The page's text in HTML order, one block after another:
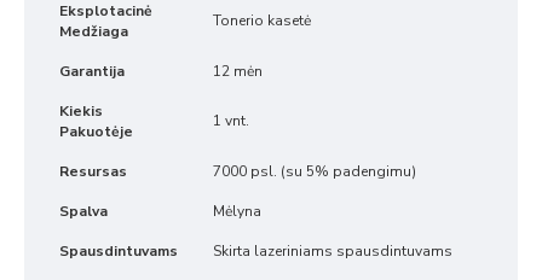
Eksplotacinė
Medžiaga
Tonerio kasetė
Garantija 12 mėn
Kiekis
Pakuotėje
1 vnt.
Resursas 7000 psl. (su 5% padengimu)
Spalva Mėlyna
Spausdintuvams Skirta lazeriniams spausdintuvams